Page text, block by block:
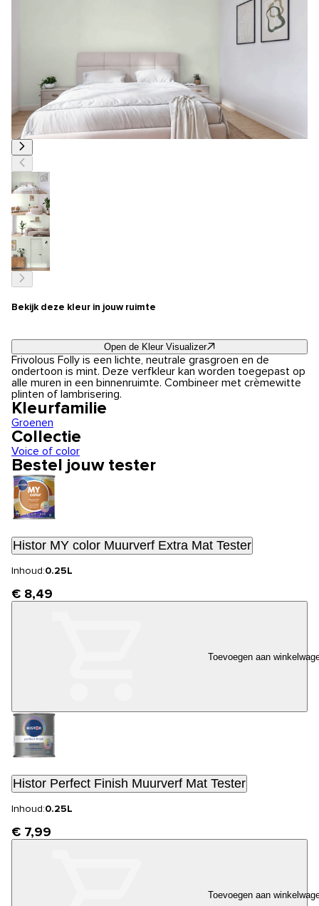
Bekijk deze kleur in jouw ruimte
Open de Kleur Visualizer
Frivolous Folly is een lichte, neutrale grasgroen en de
ondertoon is mint. Deze verfkleur kan worden toegepast op
alle muren in een binnenruimte. Combineer met crèmewitte
plinten of lambrisering.
Kleurfamilie
Groenen
Collectie
Voice of color
Bestel jouw tester
Histor MY color Muurverf Extra Mat Tester
Inhoud:0.25L
€ 8,49
Toevoegen aan
Histor Perfect Finish Muurverf Mat Tester
Inhoud:0.25L
€ 7,99
Toevoegen aan